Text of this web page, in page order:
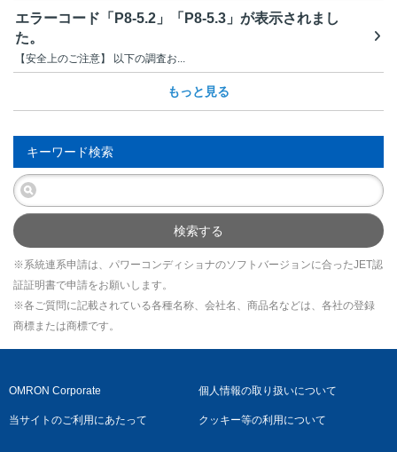
エラーコード「P8-5.2」「P8-5.3」が表示されまし
た。
【安全上のご注意】 以下の調査お...
もっと見る
キーワード検索
検索する
※系統連系申請は、パワーコンディショナのソフトバージョンに合ったJET認
証証明書で申請をお願いします。
※各ご質問に記載されている各種名称、会社名、商品名などは、各社の登録
商標または商標です。
OMRON Corporate 個人情報の取り扱いについて
当サイトのご利用にあたって クッキー等の利用について